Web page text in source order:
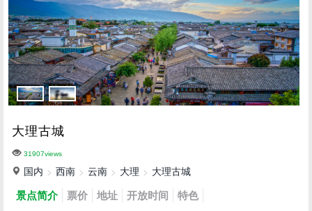
大理古城
31907views
国内 西南 云南 大理 大理古城
景点简介 票价 地址 开放时间 特色